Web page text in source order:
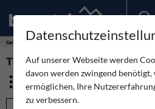
Gebirge
TOUREN -
Auf unserer Webseite werden
davon werden zwingend benötigt,
ermöglichen, Ihre
zu verbessern.